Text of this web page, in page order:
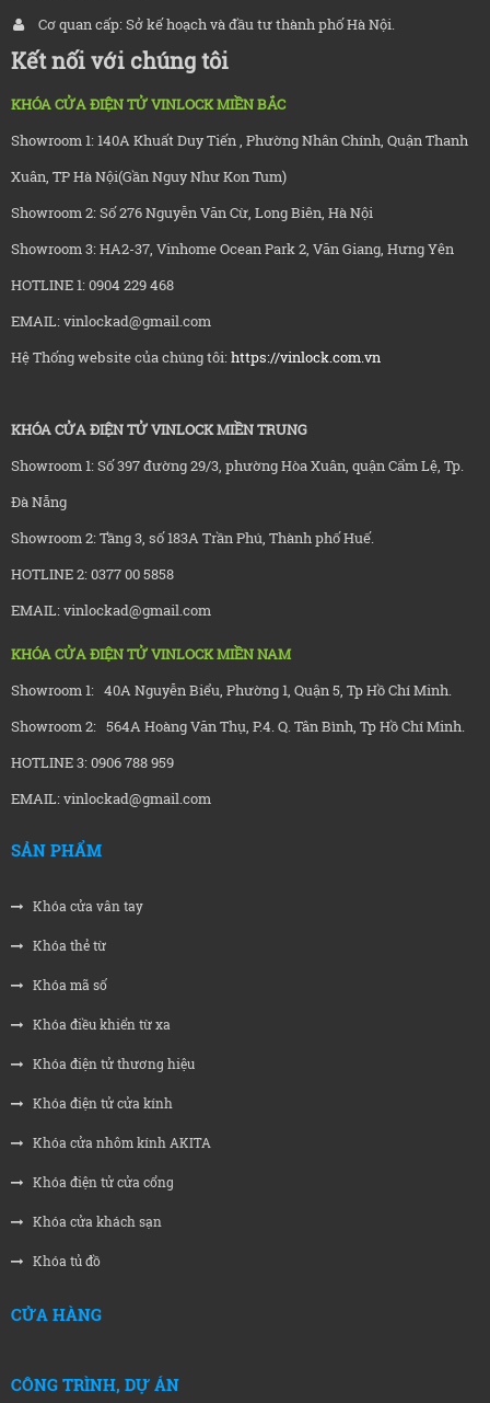
Cơ quan cấp: Sở kế hoạch và đầu tư thành phố Hà Nội.
Kết nối với chúng tôi
KHÓA CỬA ĐIỆN TỬ VINLOCK MIỀN BẮC
Showroom 1: 140A Khuất Duy Tiến , Phường Nhân Chính, Quận Thanh
Xuân, TP Hà Nội(Gần Nguy Như Kon Tum)
Showroom 2: Số 276 Nguyễn Văn Cừ, Long Biên, Hà Nội
Showroom 3: HA2-37, Vinhome Ocean Park 2, Văn Giang, Hưng Yên
HOTLINE 1: 0904 229 468
EMAIL: vinlockad@gmail.com
Hệ Thống website của chúng tôi:https://vinlock.com.vn
KHÓA CỬA ĐIỆN TỬ VINLOCK MIỀN TRUNG
Showroom 1: Số 397 đường 29/3, phường Hòa Xuân, quận Cẩm Lệ, Tp.
Đà Nẵng
Showroom 2: Tầng 3, số 183A Trần Phú, Thành phố Huế.
HOTLINE 2: 0377 00 5858
EMAIL: vinlockad@gmail.com
KHÓA CỬA ĐIỆN TỬ VINLOCK MIỀN NAM
Showroom 1: 40A Nguyễn Biểu, Phường 1, Quận 5, Tp Hồ Chí Minh.
Showroom 2: 564A Hoàng Văn Thụ, P.4. Q. Tân Bình, Tp Hồ Chí Minh.
HOTLINE 3: 0906 788 959
EMAIL: vinlockad@gmail.com
SẢN PHẨM
Khóa cửa vân tay
Khóa thẻ từ
Khóa mã số
Khóa điều khiển từ xa
Khóa điện tử thương hiệu
Khóa điện tử cửa kính
Khóa cửa nhôm kính AKITA
Khóa điện tử cửa cổng
Khóa cửa khách sạn
Khóa tủ đồ
CỬA HÀNG
CÔNG TRÌNH, DỰ ÁN